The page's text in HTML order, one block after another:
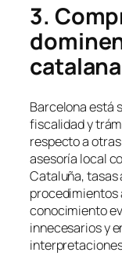
3.
catalana
Barcelona está
fiscalidad y
respecto a
asesoría local
Cataluña, tasas
procedimientos
conocimiento
innecesarios y